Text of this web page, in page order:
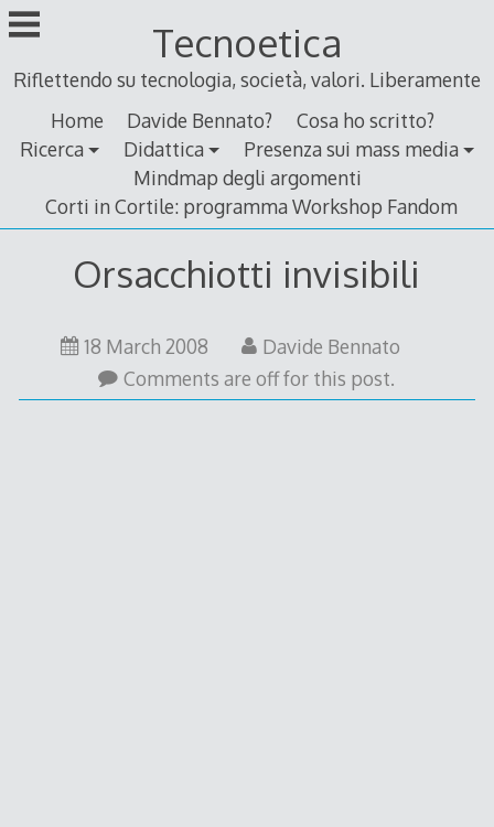
Skip
to
Tecnoetica
Riflettendo su tecnologia, società, valori. Liberamente
Home
Davide Bennato?
Cosa ho scritto?
Ricerca
Didattica
Presenza sui mass media
Mindmap degli argomenti
Corti in Cortile: programma Workshop Fandom
Orsacchiotti invisibili
18 March 200818
March
Davide Bennato
Comments are off for this post.